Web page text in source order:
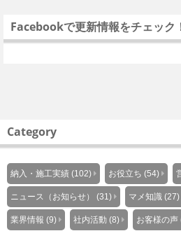
Facebookで更新情報をチェック
Category
納入・施工実績 (102) お役立ち (54)
ニュース（お知らせ） (31) マメ知識 (27)
業界情報 (9) 社内活動 (8) お客様の声